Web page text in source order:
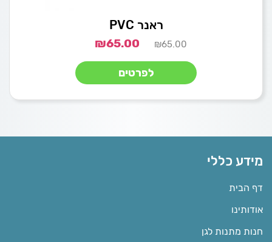
ראנר PVC
₪65.00
₪65.00
לפרטים
מידע כללי
דף הבית
אודותינו
חנות מתנות לגן